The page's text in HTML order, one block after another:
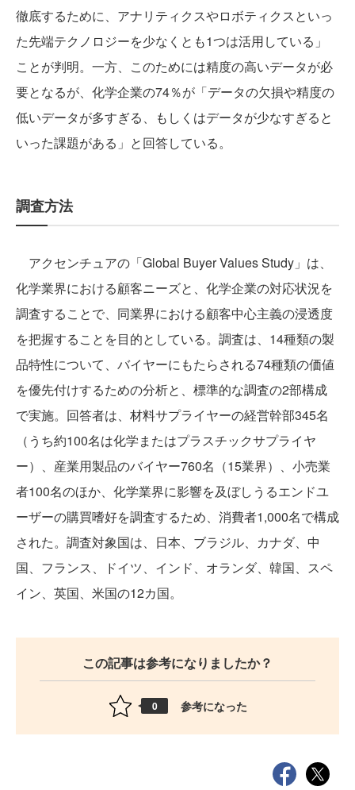
徹底するために、アナリティクスやロボティクスといっ
た先端テクノロジーを少なくとも1つは活用している」
ことが判明。一方、このためには精度の高いデータが必
要となるが、化学企業の74％が「データの欠損や精度の
低いデータが多すぎる、もしくはデータが少なすぎると
いった課題がある」と回答している。
調査方法
アクセンチュアの「Global Buyer Values Study」は、
化学業界における顧客ニーズと、化学企業の対応状況を
調査することで、同業界における顧客中心主義の浸透度
を把握することを目的としている。調査は、14種類の製
品特性について、バイヤーにもたらされる74種類の価値
を優先付けするための分析と、標準的な調査の2部構成
で実施。回答者は、材料サプライヤーの経営幹部345名
（うち約100名は化学またはプラスチックサプライヤ
ー）、産業用製品のバイヤー760名（15業界）、小売業
者100名のほか、化学業界に影響を及ぼしうるエンドユ
ーザーの購買嗜好を調査するため、消費者1,000名で構成
された。調査対象国は、日本、ブラジル、カナダ、中
国、フランス、ドイツ、インド、オランダ、韓国、スペ
イン、英国、米国の12カ国。
この記事は参考になりましたか？
0 参考になった